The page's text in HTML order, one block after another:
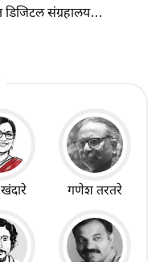
डिजिटल संग्रहालय…
खंदारे गणेश तरतरे